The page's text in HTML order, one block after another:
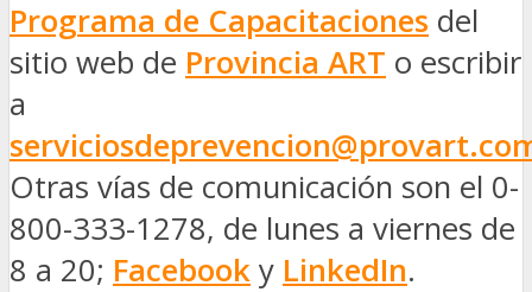
Programa de Capacitaciones del
sitio web de Provincia ART o escribir
a
Otras vías de comunicación son el 0-
800-333-1278, de lunes a viernes de
8 a 20; Facebook y LinkedIn.